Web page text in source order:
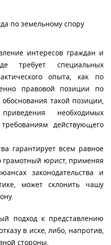
по земельному спору
интересов граждан и
требует специальных
опыта, как по
правовой позиции по
такой позиции,
необходимых
действующего
гарантирует всем равное
грамотный юрист, применяя
законодательства и
может склонить чашу
подход к представлению
в иске, либо, напротив,
стороны.